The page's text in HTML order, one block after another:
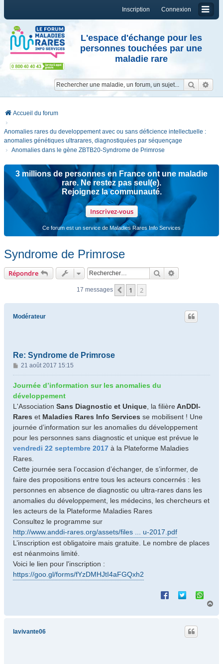
Connexion
Inscription
L'espace d'échange pour les
personnes touchées par une
maladie rare
Accueil du forum
Anomalies rares du developpement avec ou sans déficience intellectuelle :
anomalies génétiques ultrarares, diagnostiquées par séquençage
Anomalies dans le gène ZBTB20-Syndrome de Primrose
3 millions de personnes en France ont une maladie
rare. Ne restez pas seul(e).
Rejoignez la communauté.
Inscrivez-vous
Ce forum est un service de Maladies Rares Info Services
Syndrome de Primrose
Répondre Rechercher
17 messages Précédent
1 2
Modérateur
Re: Syndrome de Primrose
M
e
s
s
g
e
21 août 2017 15:15
Journée d’information sur les anomalies du
développement
L'Association Sans Diagnostic et Unique , la filièreAnDDI-
Rares et Maladies Rares Info Services se mobilisent ! Une
journée d’information sur les anomalies du développement
pour les personnes sans diagnostic et unique est prévue le
vendredi 22 septembre 2017 à la Plateforme Maladies
Rares.
Cette journée sera l’occasion d’échanger, de s’informer, de
faire des propositions entre tous les acteurs concernés : les
personnes en absence de diagnostic ou ultra-rares dans les
anomalies du développement, les médecins, les chercheurs et
les acteurs de la Plateforme Maladies Rares
Consultez le programme sur
http://www.anddi-rares.org/assets/files ... u-2017.pdf
L’inscription est obligatoire mais gratuite. Le nombre de places
est néanmoins limité.
Voici le lien pour l'inscription :
https://goo.gl/forms/fYzDMHJtI4aFGQxh2
lavivante06